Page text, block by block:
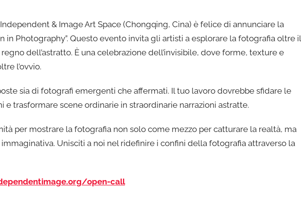
Independent & Image Art Space (Chongqing, Cina) è felice di annunciare la
in Photography”. Questo evento invita gli artisti a esplorare la fotografia oltre il
dell’astratto. È una celebrazione dell’invisibile, dove forme, texture e
l’ovvio.
sia di fotografi emergenti che affermati. Il tuo lavoro dovrebbe sfidare le
e trasformare scene ordinarie in straordinarie narrazioni astratte.
per mostrare la fotografia non solo come mezzo per catturare la realtà, ma
Unisciti a noi nel ridefinire i confini della fotografia attraverso la
open-call